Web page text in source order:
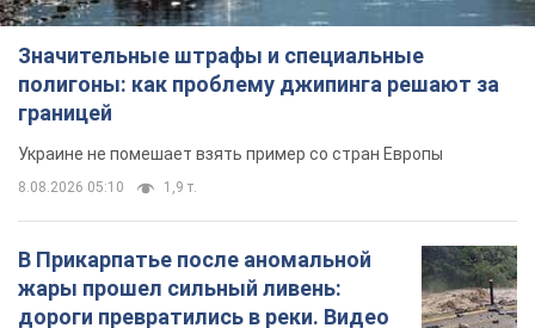
Значительные штрафы и специальные
полигоны: как проблему джипинга решают за
границей
Украине не помешает взять пример со стран Европы
8.08.2026 05:10 1,9 т.
В Прикарпатье после аномальной
жары прошел сильный ливень:
дороги превратились в реки. Видео